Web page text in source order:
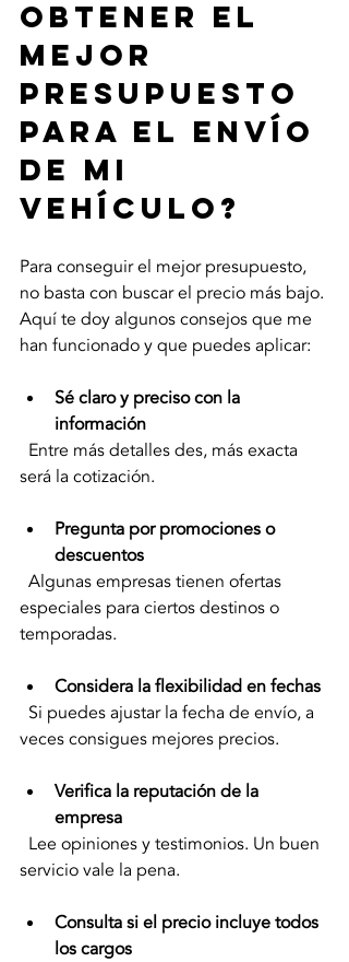
obtener el
mejor
presupuesto
para el envío
de mi
vehículo?
Para conseguir el mejor presupuesto,
no basta con buscar el precio más bajo.
Aquí te doy algunos consejos que me
han funcionado y que puedes aplicar:
Sé claro y preciso con la
información
será la cotización.
Pregunta por promociones o
descuentos
especiales para ciertos destinos o
temporadas.
Considera la flexibilidad en fechas
veces consigues mejores precios.
Verifica la reputación de la
empresa
servicio vale la pena.
Consulta si el precio incluye todos
los cargos